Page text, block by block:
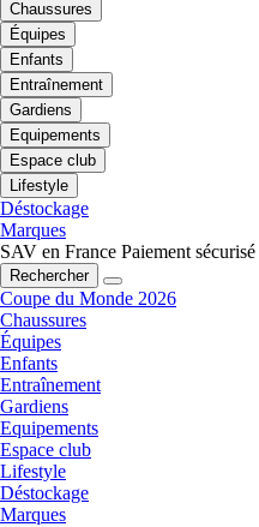
Chaussures
Équipes
Enfants
Entraînement
Gardiens
Equipements
Espace club
Lifestyle
Déstockage
Marques
SAV en France Paiement sécurisé
Rechercher
Coupe du Monde 2026
Chaussures
Équipes
Enfants
Entraînement
Gardiens
Equipements
Espace club
Lifestyle
Déstockage
Marques